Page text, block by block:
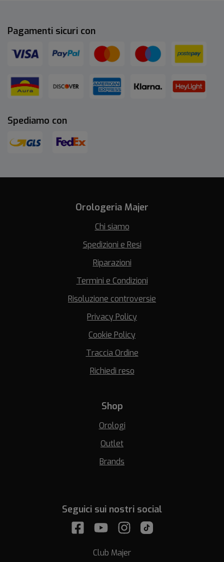
Pagamenti sicuri con
Spediamo con
Orologeria Majer
Chi siamo
Spedizioni e Resi
Riparazioni
Termini e Condizioni
Risoluzione controversie
Privacy Policy
Cookie Policy
Traccia Ordine
Richiedi reso
Shop
Orologi
Outlet
Brands
Seguici sui nostri social
Club Majer